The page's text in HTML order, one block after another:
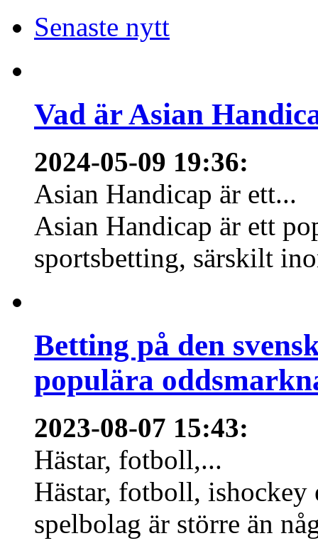
Senaste nytt
Vad är Asian
2024-05-09 19:36:
Asian Handicap är ett...
Asian Handicap är ett
sportsbetting, särskilt
Betting på den
populära
2023-08-07 15:43:
Hästar, fotboll,...
Hästar, fotboll,
spelbolag är större än